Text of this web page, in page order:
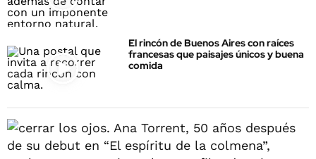
El rincón de Buenos Aires con raíces
francesas que paisajes únicos y buena
comida